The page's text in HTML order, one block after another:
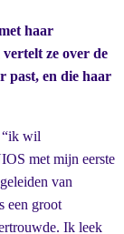
haar
ze over de
past, en die haar
“ik wil
met mijn eerste
van
een groot
Ik leek